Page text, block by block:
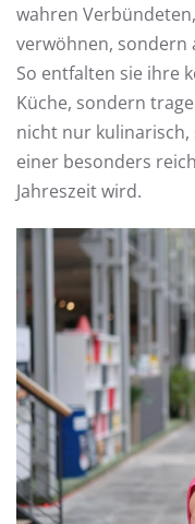
wahren
verwöhnen, sondern
So entfalten sie ihre
Küche, sondern
nicht nur
einer besonders
Jahreszeit wird.